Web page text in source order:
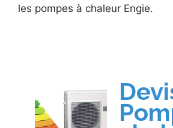
les pompes à chaleur Engie.